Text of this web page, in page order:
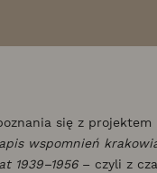
się z projektem
wspomnień
1939–1956– czyli z